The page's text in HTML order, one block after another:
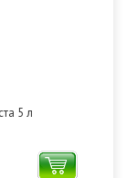
5 л